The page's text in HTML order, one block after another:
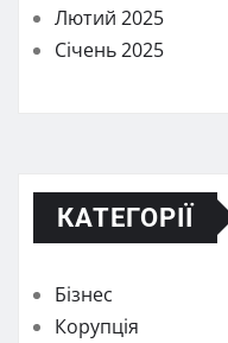
Лютий 2025
Січень 2025
КАТЕГОРІЇ
Бізнес
Корупція